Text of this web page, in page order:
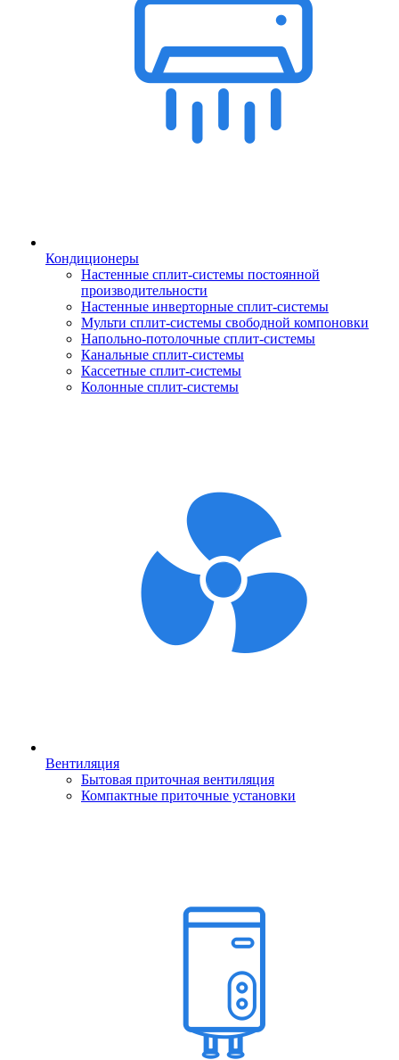
Кондиционеры
Настенные сплит-системы постоянной
производительности
Настенные инверторные сплит-системы
Мульти сплит-системы свободной компоновки
Напольно-потолочные сплит-системы
Канальные сплит-системы
Кассетные сплит-системы
Колонные сплит-системы
Вентиляция
Бытовая приточная вентиляция
Компактные приточные установки